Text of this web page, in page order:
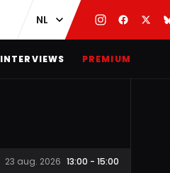
INTERVIEWS PREMIUM
23 aug. 2026 13:00 - 15:00